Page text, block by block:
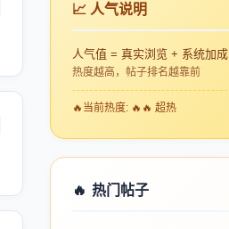
📈 人气说明
人气值 = 真实浏览 + 系统加成
热度越高，帖子排名越靠前
🔥 当前热度: 🔥🔥 超热
🔥 热门帖子